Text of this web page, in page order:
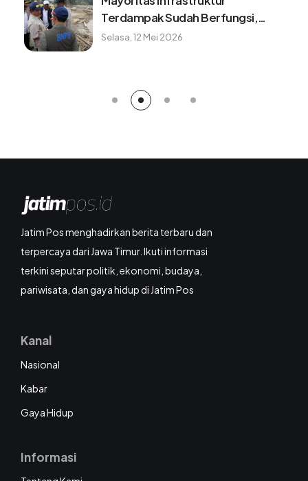
Terdampak Sudah Berfungsi,
Konektivitas dan Logistik
Selasa, 12 Mei 2026
Jatim Pos menghadirkan berita terbaru dan
terpercaya dari Jawa Timur. Ikuti informasi
terkini seputar politik, ekonomi, budaya,
pariwisata, dan gaya hidup di Jatim Pos
Kanal
Nasional
Kabar
Gaya Hidup
Informasi